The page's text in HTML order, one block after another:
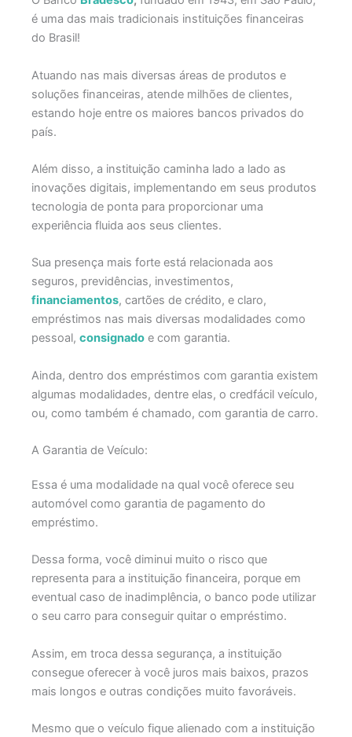
é uma das mais tradicionais instituições financeiras
do Brasil!
Atuando nas mais diversas áreas de produtos e
soluções financeiras, atende milhões de clientes,
estando hoje entre os maiores bancos privados do
país.
Além disso, a instituição caminha lado a lado as
inovações digitais, implementando em seus produtos
tecnologia de ponta para proporcionar uma
experiência fluida aos seus clientes.
Sua presença mais forte está relacionada aos
seguros, previdências, investimentos,
financiamentos, cartões de crédito, e claro,
empréstimos nas mais diversas modalidades como
pessoal, consignado e com garantia.
Ainda, dentro dos empréstimos com garantia existem
algumas modalidades, dentre elas, o credfácil veículo,
ou, como também é chamado, com garantia de carro.
A Garantia de Veículo:
Essa é uma modalidade na qual você oferece seu
automóvel como garantia de pagamento do
empréstimo.
Dessa forma, você diminui muito o risco que
representa para a instituição financeira, porque em
eventual caso de inadimplência, o banco pode utilizar
o seu carro para conseguir quitar o empréstimo.
Assim, em troca dessa segurança, a instituição
consegue oferecer à você juros mais baixos, prazos
mais longos e outras condições muito favoráveis.
Mesmo que o veículo fique alienado com a instituição